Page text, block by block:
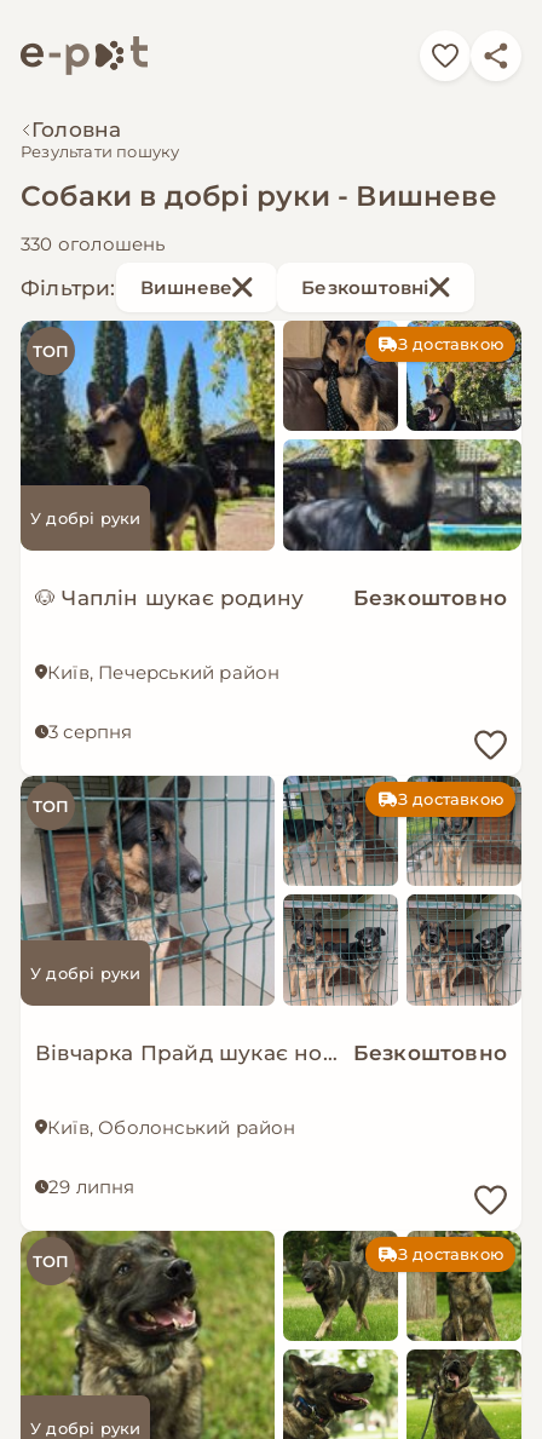
Головна
Результати пошуку
Собаки в добрі руки - Вишневе
330 оголошень
Фільтри: Вишневе Безкоштовні
ТОП З доставкою
У добрі руки
🐶 Чаплін шукає родину Безкоштовно
Київ, Печерський район
3 серпня
ТОП З доставкою
У добрі руки
Вівчарка Прайд шукає нову сім’ю! Безкоштовно
Київ, Оболонський район
29 липня
ТОП З доставкою
У добрі руки